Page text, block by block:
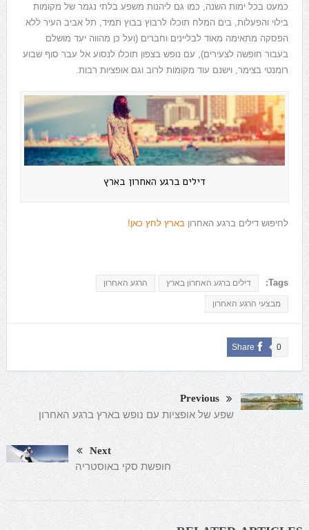
כמעט בכל ימות השנה, כמו גם ליהנות משפע בלתי נגמר של מקומות
בילוי והפעלות, בים המלח תוכלו לרבוץ בבוץ תמיד, תל אביב העיר ללא
הפסקה מתאימה מאוד לבליינים וחברים (ועל כן מהווה יעד מושלם
בעבור חופשה לצעירים), עם נופש בצפון תוכלו לנסוע אל עבר סוף שבוע
רומנטי בצימר, וישנם עוד מקומות לרוב וגם אופציות רבות.
דילים ברגע האחרון בארץ
לחיפוש דילים ברגע האחרון בארץ לחץ כאן!
Tags: דילים ברגע האחרון בארץ הרגע האחרון
מבצעי הרגע האחרון
Share 0
Previous
שפע של אופציות עם נופש בארץ ברגע האחרון
Next
חופשת סקי באוסטריה